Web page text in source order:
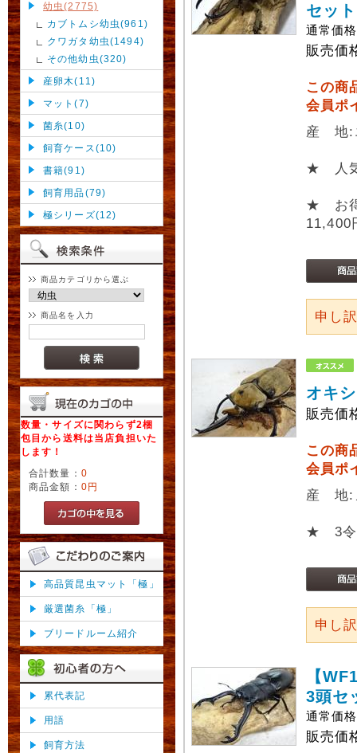
幼虫(2775)
カブトムシ幼虫(961)
クワガタ幼虫(1494)
その他幼虫(320)
産卵木(11)
マット(7)
菌糸(10)
飼育ケース(10)
書籍(91)
飼育用品(79)
極シリーズ(12)
商品カテゴリから選ぶ
商品名を入力
数量・サイズに関わらず2梱
包目から送料は当店負担いた
します！
合計数量： 0
商品金額： 0円
高品質昆虫マット「極」
厳選菌糸「極」
ブリードルーム紹介
累代表記
用語
飼育方法
セット
通常価
販売価
この商
会員ポ
産 地:
★ 人気
★ お
申し
オキ
販売価
この商
会員ポ
産 地:
★ 3令
申し
【
3頭セ
通常価
販売価